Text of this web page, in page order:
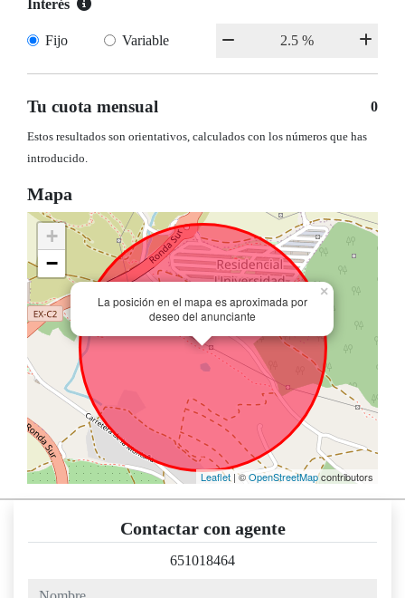
Interés
Fijo Variable
Tu cuota mensual 0
Estos resultados son orientativos, calculados con los números que has
introducido.
Mapa
La posición en el mapa es aproximada por
deseo del anunciante
×
+
−
Leaflet | ©OpenStreetMapcontributors
Contactar con agente
651018464
nombre